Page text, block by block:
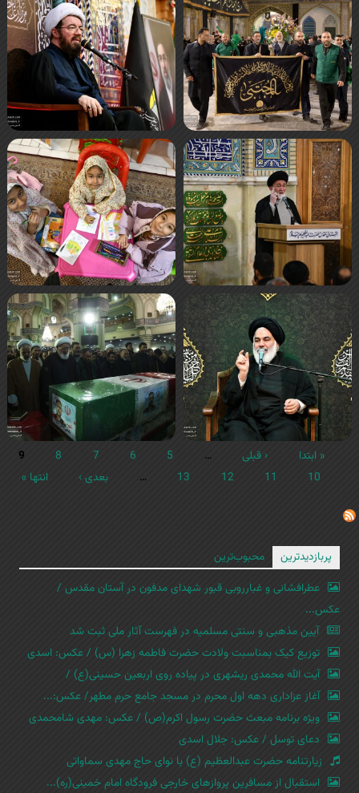
« ابتدا ‹ قبلی …
5
6
7
8
9
10
11
12
13
… بعدی › انتها »
پربازدیدترین
محبوب‌ترین
عطرافشانی و غبارروبی قبور شهدای مدفون در آستان مقدس /
عکس...
آیین مذهبی و سنتی مسلمیه در فهرست آثار ملی ثبت شد
توزیع کیک بمناسبت ولادت حضرت فاطمه زهرا (س) / عکس: اسدی
آیت الله محمدی ریشهری در پیاده روی اربعین حسینی(ع) /
آغاز عزاداری دهه اول محرم در مسجد جامع حرم مطهر/ عکس:...
ویژه برنامه مبعث حضرت رسول اکرم(ص) / عکس: مهدی شامحمدی
دعای توسل / عکس: جلال اسدی
زیارتنامه حضرت عبدالعظیم (ع) با نوای حاج مهدی سماواتی
استقبال از مسافرین پروازهای خارجی فرودگاه امام خمینی(ره)...